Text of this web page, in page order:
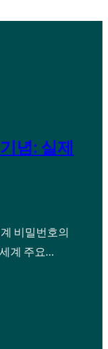
념: 실제
비밀번호의
계 주요…